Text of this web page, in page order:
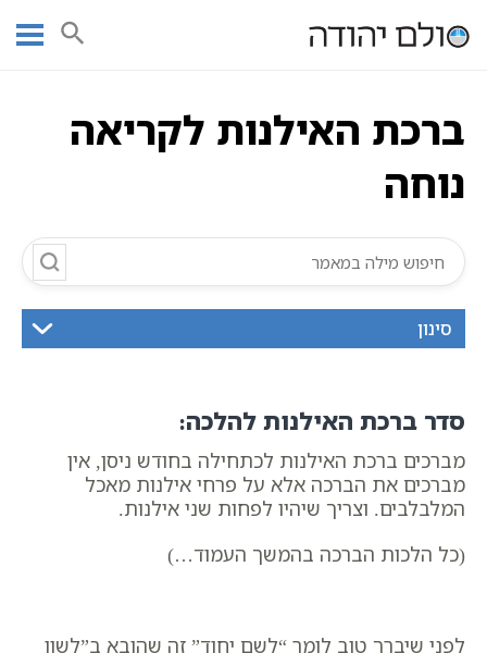
עמוד ראשי אוצר הכתבים
ברכת האילנות לקריאה נוחה
ברכת האילנות לקריאה
נוחה
סדר ברכת האילנות להלכה:
מברכים ברכת האילנות לכתחילה בחודש ניסן, אין
מברכים את הברכה אלא על פרחי אילנות מאכל
המלבלבים. וצריך שיהיו לפחות שני אילנות.
(כל הלכות הברכה בהמשך העמוד…)
לפני שיברך טוב לומר “לשם יחוד” זה שהובא ב”לשון
סינון